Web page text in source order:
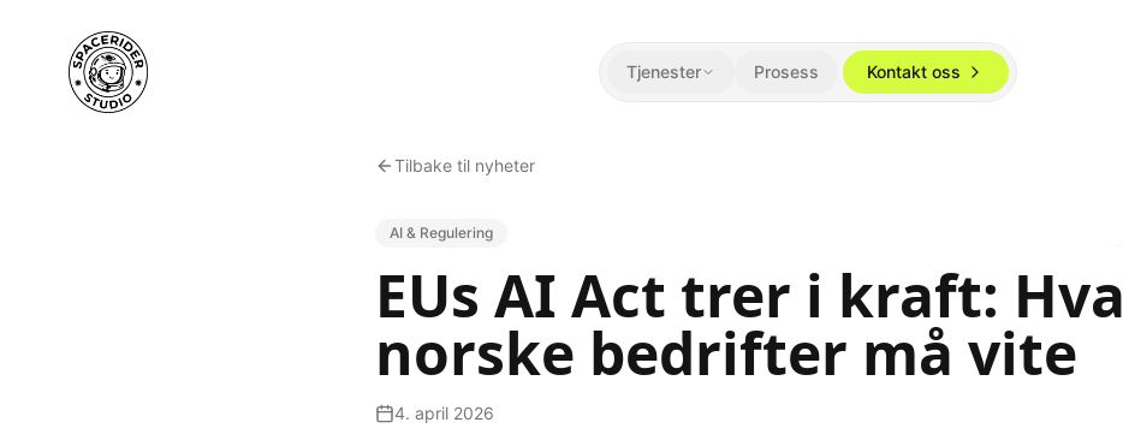
Tjenester Prosess Kontakt oss
Tilbake til nyheter
AI & Regulering
EUs AI Act trer i kraft: Hva
norske bedrifter må vite
4. april 2026